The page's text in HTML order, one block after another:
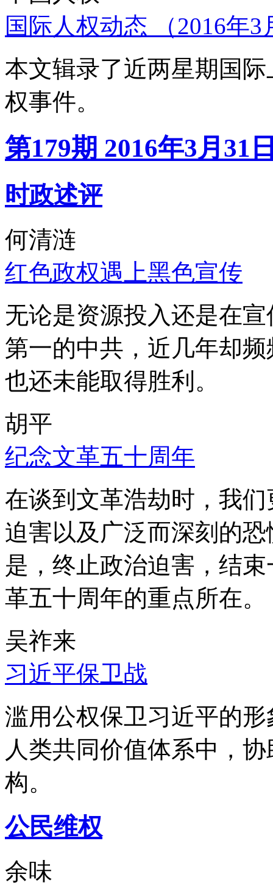
国际人权动态 （2016年
本文辑录了近两星期国
权事件。
第179期 2016年3月31
时政述评
何清涟
红色政权遇上黑色宣传
无论是资源投入还是在
第一的中共，近几年却
也还未能取得胜利。
胡平
纪念文革五十周年
在谈到文革浩劫时，我
迫害以及广泛而深刻的
是，终止政治迫害，结
革五十周年的重点所在。
吴祚来
习近平保卫战
滥用公权保卫习近平的
人类共同价值体系中，
构。
公民维权
余味